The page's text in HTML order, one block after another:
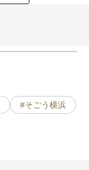
#そごう横浜